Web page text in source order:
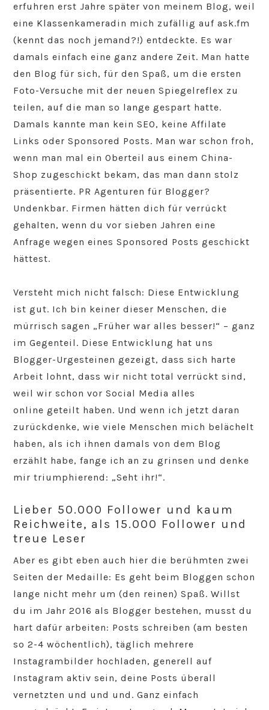
erfuhren erst Jahre später von meinem Blog, weil
eine Klassenkameradin mich zufällig auf ask.fm
(kennt das noch jemand?!) entdeckte. Es war
damals einfach eine ganz andere Zeit. Man hatte
den Blog für sich, für den Spaß, um die ersten
Foto-Versuche mit der neuen Spiegelreflex zu
teilen, auf die man so lange gespart hatte.
Damals kannte man kein SEO, keine Affilate
Links oder Sponsored Posts. Man war schon froh,
wenn man mal ein Oberteil aus einem China-
Shop zugeschickt bekam, das man dann stolz
präsentierte. PR Agenturen für Blogger?
Undenkbar. Firmen hätten dich für verrückt
gehalten, wenn du vor sieben Jahren eine
Anfrage wegen eines Sponsored Posts geschickt
hättest.
Versteht mich nicht falsch: Diese Entwicklung
ist gut. Ich bin keiner dieser Menschen, die
mürrisch sagen „Früher war alles besser!“ – ganz
im Gegenteil. Diese Entwicklung hat uns
Blogger-Urgesteinen gezeigt, dass sich harte
Arbeit lohnt, dass wir nicht total verrückt sind,
weil wir schon vor Social Media alles
online geteilt haben. Und wenn ich jetzt daran
zurückdenke, wie viele Menschen mich belächelt
haben, als ich ihnen damals von dem Blog
erzählt habe, fange ich an zu grinsen und denke
mir triumphierend: „Seht ihr!“.
Lieber 50.000 Follower und kaum
Reichweite, als 15.000 Follower und
treue Leser
Aber es gibt eben auch hier die berühmten zwei
Seiten der Medaille: Es geht beim Bloggen schon
lange nicht mehr um (den reinen) Spaß. Willst
du im Jahr 2016 als Blogger bestehen, musst du
hart dafür arbeiten: Posts schreiben (am besten
so 2-4 wöchentlich), täglich mehrere
Instagrambilder hochladen, generell auf
Instagram aktiv sein, deine Posts überall
vernetzten und und und. Ganz einfach